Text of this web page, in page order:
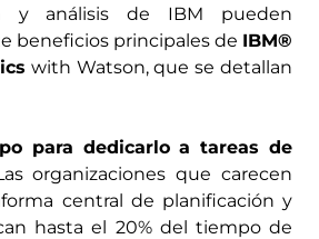
y análisis de IBM pueden
beneficios principales de IBM®
with Watson, que se detallan
para dedicarlo a tareas de
organizaciones que carecen
central de planificación y
hasta el 20% del tiempo de